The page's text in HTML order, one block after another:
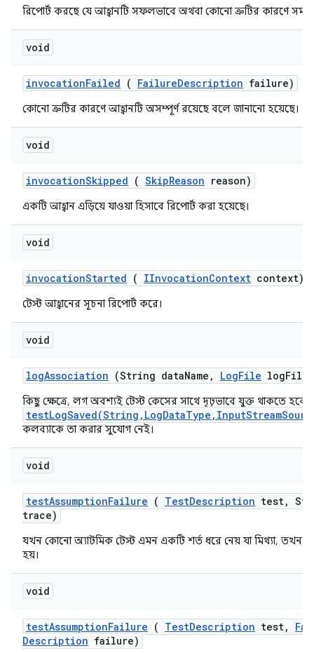
রিপোর্ট করছে যে আহ্বানটি সফলভাবে অথবা কোনো ত্রুটির কারণে
void
invocationFailed ( FailureDescription failure)
কোনো ত্রুটির কারণে আহ্বানটি অসম্পূর্ণ রয়েছে বলে জানানো হয়েছে।
void
invocationSkipped ( SkipReason reason)
একটি আহ্বান এড়িয়ে যাওয়া হিসাবে রিপোর্ট করা হয়েছে।
void
invocationStarted ( IInvocationContext context)
টেস্ট আহ্বানের সূচনা রিপোর্ট করে।
void
logAssociation (String dataName , LogFile logFile)
কিছু ক্ষেত্রে, লগ অবশ্যই টেস্ট কেসের সাথে দৃঢ়ভাবে যুক্ত থাকতে হবে,
কলব্যাকে তা করার সুযোগ নেই।
void
testAssumptionFailure ( TestDescription test,
trace)
যখন কোনো অ্যাটমিক টেস্ট এমন একটি শর্ত ধরে নেয় যা মিথ্যা, তখন
হয়।
void
testAssumptionFailure ( TestDescription test,
Description failure)